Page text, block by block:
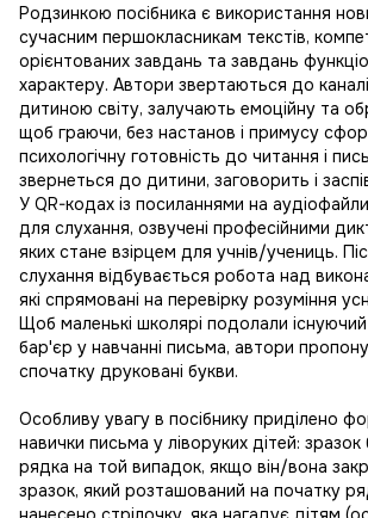
Родзинкою посібника є використання
сучасним першокласникам текстів,
орієнтованих завдань та завдань
характеру. Автори звертаються до
дитиною світу, залучають емоційну та
щоб граючи, без настанов і примусу
психологічну готовність до читання і
звернеться до дитини, заговорить і
У QR-кодах із посиланнями на
для слухання, озвучені професійними
яких стане взірцем для учнів/учениць.
слухання відбувається робота над
які спрямовані на перевірку розуміння
Щоб маленькі школярі подолали
бар'єр у навчанні письма, автори
спочатку друковані букви.
Особливу увагу в посібнику приділено
навички письма у ліворуких дітей: зразок
рядка на той випадок, якщо він/вона
зразок, який розташований на початку